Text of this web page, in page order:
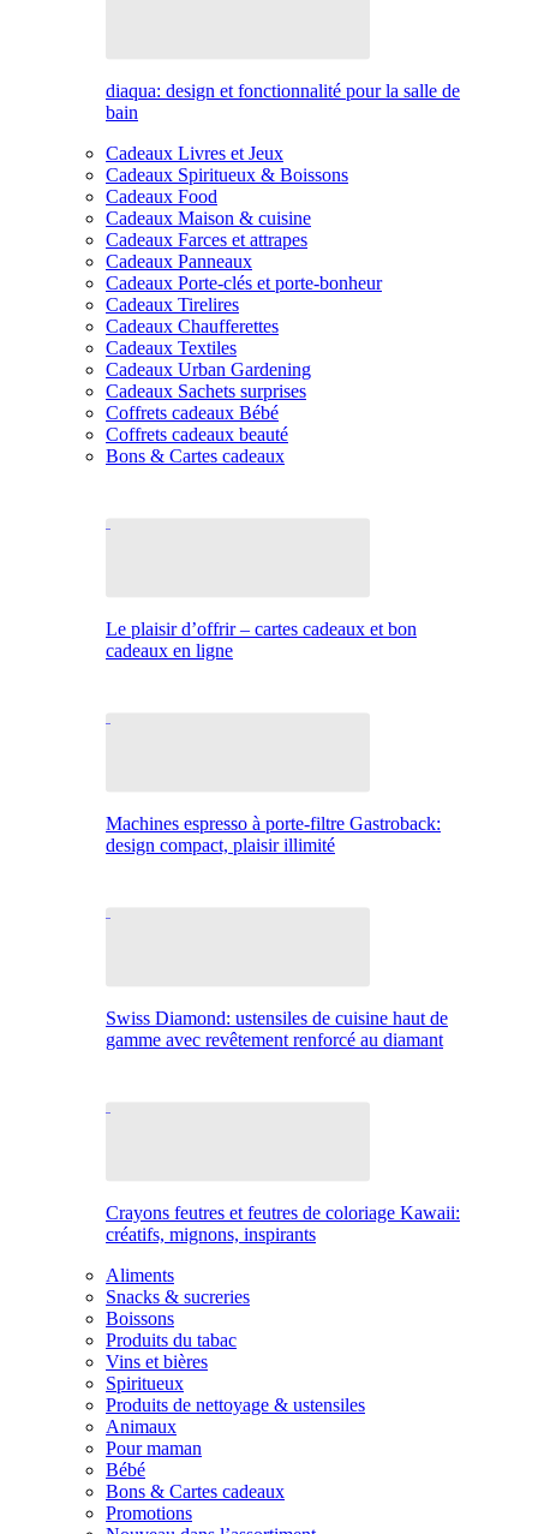
diaqua: design et fonctionnalité pour la salle de
bain
Cadeaux Livres et Jeux
Cadeaux Spiritueux & Boissons
Cadeaux Food
Cadeaux Maison & cuisine
Cadeaux Farces et attrapes
Cadeaux Panneaux
Cadeaux Porte-clés et porte-bonheur
Cadeaux Tirelires
Cadeaux Chaufferettes
Cadeaux Textiles
Cadeaux Urban Gardening
Cadeaux Sachets surprises
Coffrets cadeaux Bébé
Coffrets cadeaux beauté
Bons & Cartes cadeaux
Le plaisir d’offrir – cartes cadeaux et bon
cadeaux en ligne
Machines espresso à porte-filtre Gastroback:
design compact, plaisir illimité
Swiss Diamond: ustensiles de cuisine haut de
gamme avec revêtement renforcé au diamant
Crayons feutres et feutres de coloriage Kawaii:
créatifs, mignons, inspirants
Aliments
Snacks & sucreries
Boissons
Produits du tabac
Vins et bières
Spiritueux
Produits de nettoyage & ustensiles
Animaux
Pour maman
Bébé
Bons & Cartes cadeaux
Promotions